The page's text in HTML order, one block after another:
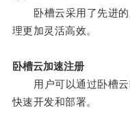
卧槽云采用了先进的
理更加灵活高效。
卧槽云加速注册
用户可以通过卧槽云
快速开发和部署。